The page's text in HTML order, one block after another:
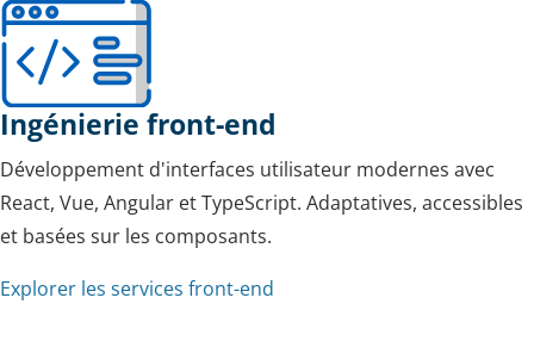
Ingénierie front-end
Développement d'interfaces utilisateur modernes avec
React, Vue, Angular et TypeScript. Adaptatives, accessibles
et basées sur les composants.
Explorer les services front-end